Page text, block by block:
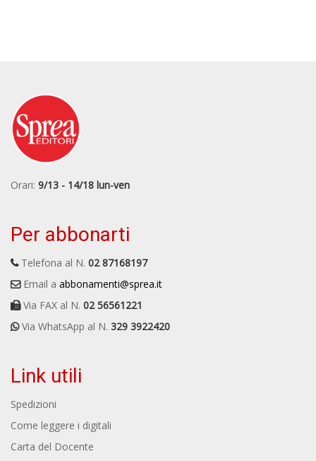
Orari: 9/13 - 14/18 lun-ven
Per abbonarti
Telefona al N. 02 87168197
Email a abbonamenti@sprea.it
Via FAX al N. 02 56561221
Via WhatsApp al N. 329 3922420
Link utili
Spedizioni
Come leggere i digitali
Carta del Docente